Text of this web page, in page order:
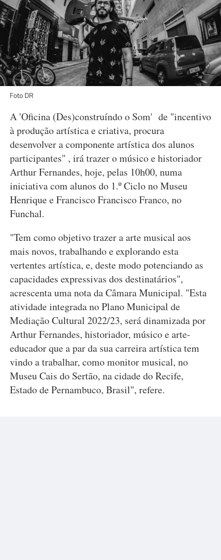
Foto DR
A 'Oficina (Des)construíndo o Som' de "incentivo
à produção artística e criativa, procura
desenvolver a componente artística dos alunos
participantes" , irá trazer o músico e historiador
Arthur Fernandes, hoje, pelas 10h00, numa
iniciativa com alunos do 1.º Ciclo no Museu
Henrique e Francisco Francisco Franco, no
Funchal.
"Tem como objetivo trazer a arte musical aos
mais novos, trabalhando e explorando esta
vertentes artística, e, deste modo potenciando as
capacidades expressivas dos destinatários",
acrescenta uma nota da Câmara Municipal. "Esta
atividade integrada no Plano Municipal de
Mediação Cultural 2022/23, será dinamizada por
Arthur Fernandes, historiador, músico e arte-
educador que a par da sua carreira artística tem
vindo a trabalhar, como monitor musical, no
Museu Cais do Sertão, na cidade do Recife,
Estado de Pernambuco, Brasil", refere.